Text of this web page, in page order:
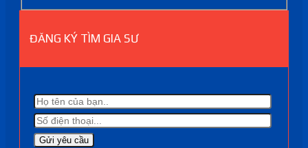
ĐĂNG KÝ TÌM GIA SƯ